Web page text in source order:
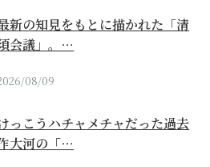
新の知見をもとに描かれた「清
会議」。…
08/09
っこうハチャメチャだった過去
大河の「…